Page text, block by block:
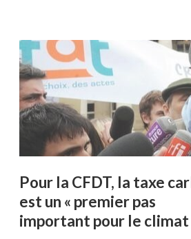
Pour la CFDT, la taxe
est un « premier pas
important pour le climat